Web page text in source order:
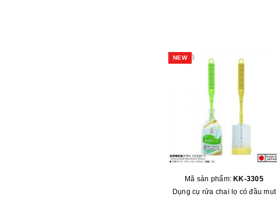
NEW
Mã sản phẩm: KK-3305
Dụng cụ rửa chai lọ có đầu mut